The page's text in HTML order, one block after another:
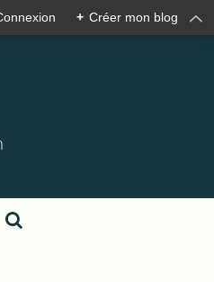
+ Créer mon blog